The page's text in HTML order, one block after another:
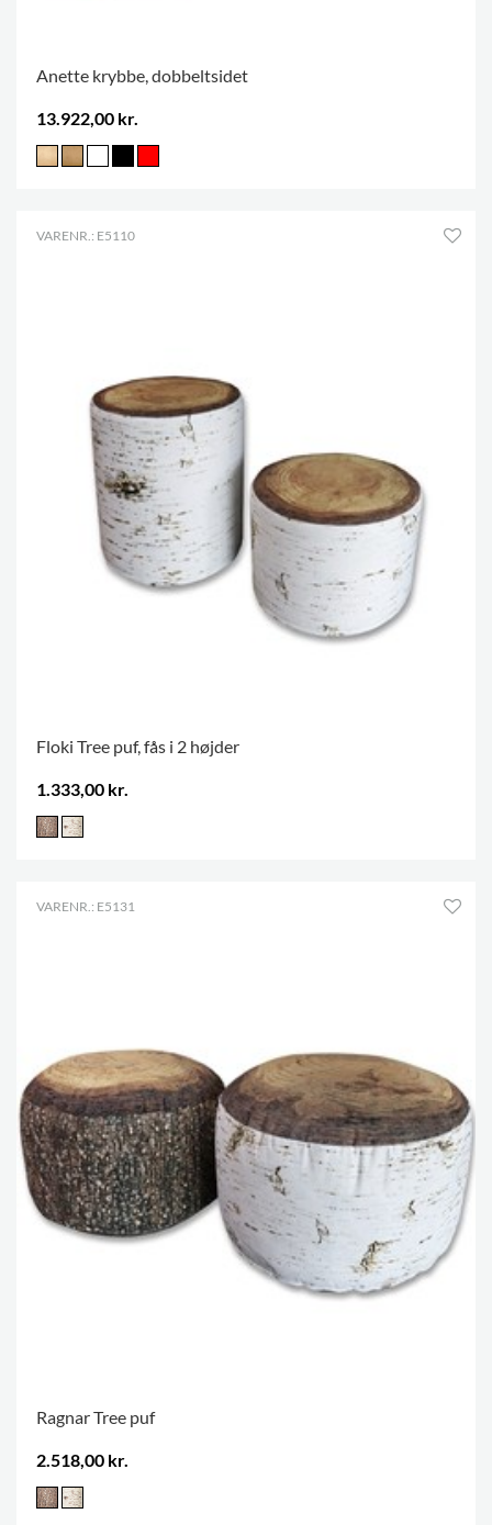
Anette krybbe, dobbeltsidet
13.922,00 kr.
VARENR.: E5110
Floki Tree puf, fås i 2 højder
1.333,00 kr.
VARENR.: E5131
Ragnar Tree puf
2.518,00 kr.